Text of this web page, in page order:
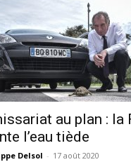
au plan : la
l’eau tiède
Delsol - 17 août 2020